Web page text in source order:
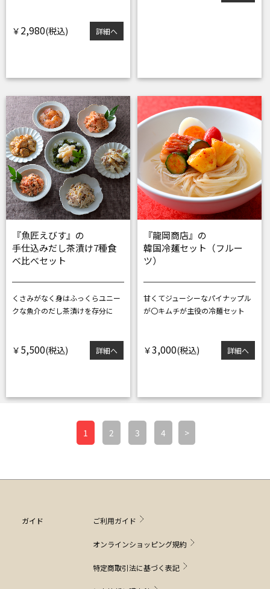
￥ 2,980 詳細へ
『魚匠えびす』の
手仕込みだし茶漬け7種食
べ比べセット
くさみがなく身はふっくらユニー
クな魚介のだし茶漬けを存分に
￥ 5,500 詳細へ
『龍岡商店』の
韓国冷麺セット（フルー
ツ）
甘くてジューシーなパイナップル
が〇キムチが主役の冷麺セット
￥3,000 詳細へ
1 2 3 4 >
ガイド ご利用ガイド
オンラインショッピング規約
特定商取引法に基づく表記